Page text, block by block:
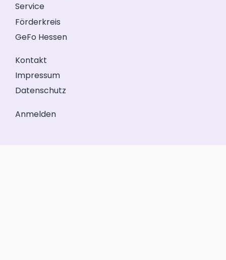
Service
Förderkreis
GeFo Hessen
Kontakt
Impressum
Datenschutz
Anmelden